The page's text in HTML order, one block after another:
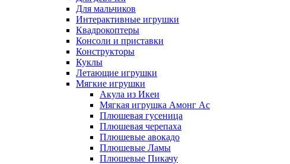
Для мальчиков
Интерактивные игрушки
Квадрокоптеры
Консоли и приставки
Конструкторы
Куклы
Летающие игрушки
Мягкие игрушки
Акула из Икеи
Мягкая игрушка Амонг Ас
Плюшевая гусеница
Плюшевая черепаха
Плюшевые авокадо
Плюшевые Ламы
Плюшевые Пикачу